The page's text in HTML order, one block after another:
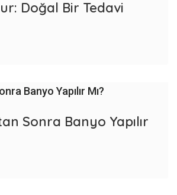
Doğal Bir Tedavi
Sonra Banyo Yapılır